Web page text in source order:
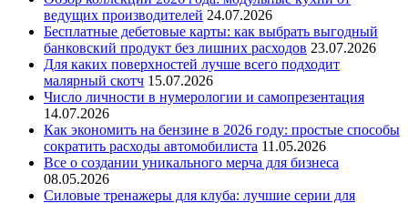
ведущих производителей 24.07.2026
Бесплатные дебетовые карты: как выбрать выгодный
банковский продукт без лишних расходов 23.07.2026
Для каких поверхностей лучше всего подходит
малярный скотч 15.07.2026
Число личности в нумерологии и самопрезентация
14.07.2026
Как экономить на бензине в 2026 году: простые способы
сократить расходы автомобилиста 11.05.2026
Все о создании уникального мерча для бизнеса
08.05.2026
Силовые тренажеры для клуба: лучшие серии для